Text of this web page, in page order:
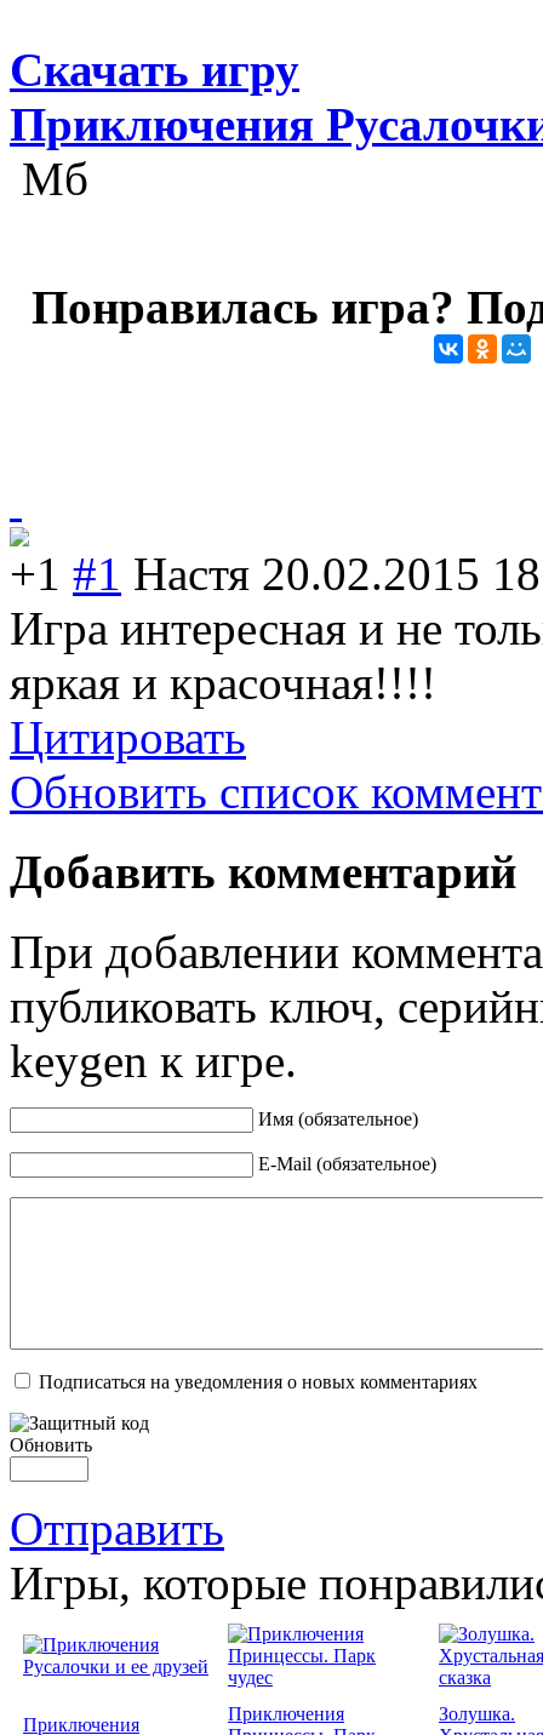
Скачать игру
Приключения
Мб
Понравилась игра?
+1 #1 Настя 20.02.2015
Игра интересная и не
яркая и красочная!!!!
Цитировать
Обновить список
Добавить комментарий
При добавлении
публиковать ключ,
keygen к игре.
Имя (обязательное)
E-Mail (обязательное)
Подписаться на уведомления о новых комментариях
Обновить
Отправить
Игры, которые
Приключения
Приключения
Золушка.